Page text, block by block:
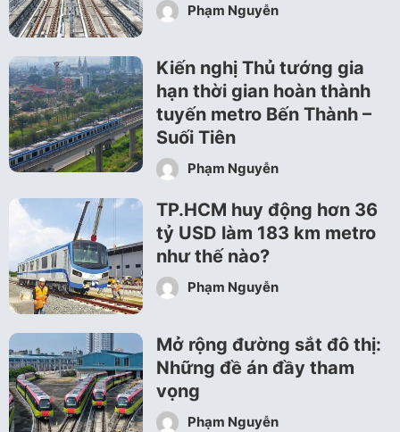
Phạm Nguyễn
Kiến nghị Thủ tướng gia
hạn thời gian hoàn thành
tuyến metro Bến Thành –
Suối Tiên
Phạm Nguyễn
TP.HCM huy động hơn 36
tỷ USD làm 183 km metro
như thế nào?
Phạm Nguyễn
Mở rộng đường sắt đô thị:
Những đề án đầy tham
vọng
Phạm Nguyễn